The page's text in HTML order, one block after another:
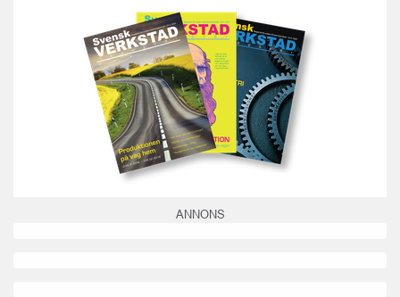
ANNONS